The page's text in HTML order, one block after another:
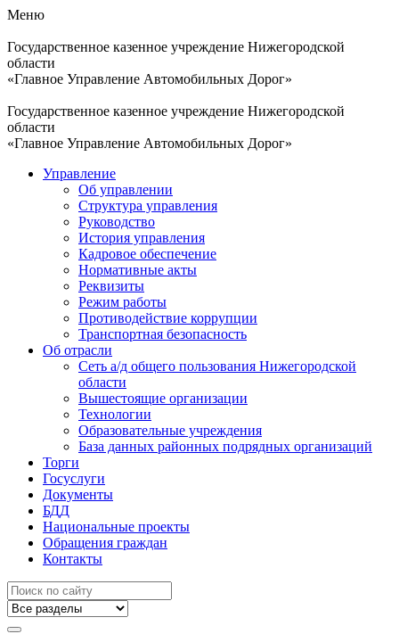
Меню
Государственное казенное учреждение Нижегородской
области
«Главное Управление Автомобильных Дорог»
Государственное казенное учреждение Нижегородской
области
«Главное Управление Автомобильных Дорог»
Управление
Об управлении
Структура управления
Руководство
История управления
Кадровое обеспечение
Нормативные акты
Реквизиты
Режим работы
Противодействие коррупции
Транспортная безопасность
Об отрасли
Сеть а/д общего пользования Нижегородской
области
Вышестоящие организации
Технологии
Образовательные учреждения
База данных районных подрядных организаций
Торги
Госуслуги
Документы
БДД
Национальные проекты
Обращения граждан
Контакты